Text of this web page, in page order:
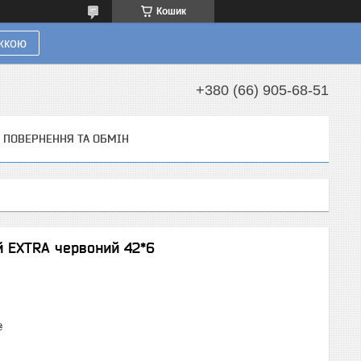
Кошик
+380 (66) 905-68-51
ПОВЕРНЕННЯ ТА ОБМІН
червоний 42*6